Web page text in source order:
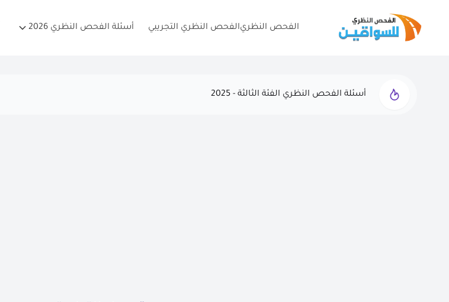
الفحص النظريالفحص النظري التجريبي أسئلة الفحص النظري 2026
الفحص النظري التجريبي - 2025